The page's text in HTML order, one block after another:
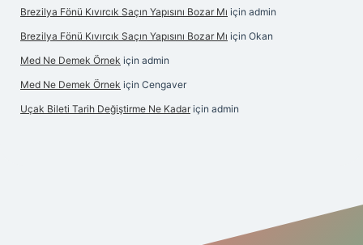
Brezilya Fönü Kıvırcık Saçın Yapısını Bozar Mı için admin
Brezilya Fönü Kıvırcık Saçın Yapısını Bozar Mı için Okan
Med Ne Demek Örnek için admin
Med Ne Demek Örnek için Cengaver
Uçak Bileti Tarih Değiştirme Ne Kadar için admin